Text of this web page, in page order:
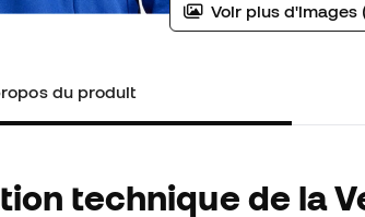
Voir plus d'images
du produit
technique de la